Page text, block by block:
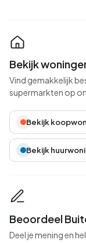
Bekijk
Vind gemakkelijk
supermarkten op
Bekijk
Bekijk
Beoordeel
Deel je mening en